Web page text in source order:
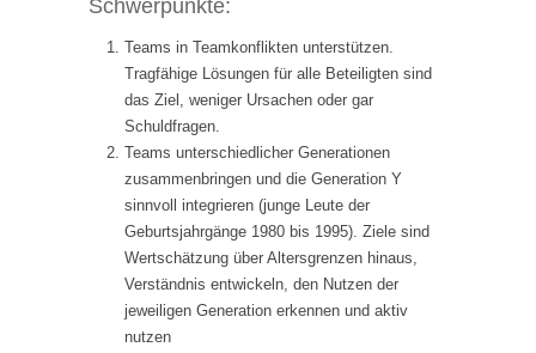
Schwerpunkte:
Teams in Teamkonflikten unterstützen.
Tragfähige Lösungen für alle Beteiligten sind
das Ziel, weniger Ursachen oder gar
Schuldfragen.
Teams unterschiedlicher Generationen
zusammenbringen und die Generation Y
sinnvoll integrieren (junge Leute der
Geburtsjahrgänge 1980 bis 1995). Ziele sind
Wertschätzung über Altersgrenzen hinaus,
Verständnis entwickeln, den Nutzen der
jeweiligen Generation erkennen und aktiv
nutzen